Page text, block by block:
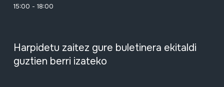
15:00 - 18:00
Harpidetu zaitez gure buletinera ekitaldi
guztien berri izateko